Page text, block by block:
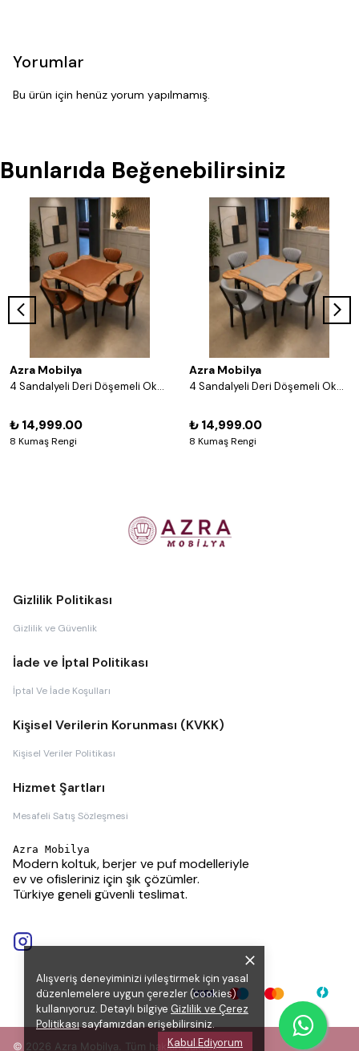
Alışveriş deneyiminizi iyileştirmek için yasal
düzenlemelere uygun çerezler (cookies)
kullanıyoruz. Detaylı bilgiye Gizlilik ve Çerez
Politikasısayfamızdan erişebilirsiniz.
Kabul Ediyorum
Yorumlar
Bu ürün için henüz yorum yapılmamış.
Bunlarıda Beğenebilirsiniz
Azra Mobilya
4 Sandalyeli Deri Döşemeli Okey Masası Takımı – 8 Renk Seçenekli Ahşap Masa ve Sandalye Seti - Acı Kahve
₺ 14,999.00
8 Kumaş Rengi
Azra Mobilya
4 Sandalyeli Deri Döşemeli Okey Masası Takımı – 8 Renk Seçenekli Ahşap Masa ve Sandalye Seti - Gri
₺ 14,999.00
8 Kumaş Rengi
Gizlilik Politikası
Gizlilik ve Güvenlik
İade ve İptal Politikası
İptal Ve İade Koşulları
Kişisel Verilerin Korunması (KVKK)
Kişisel Veriler Politikası
Hizmet Şartları
Mesafeli Satış Sözleşmesi
Azra Mobilya
Modern koltuk, berjer ve puf modelleriyle
ev ve ofisleriniz için şık çözümler.
Türkiye geneli güvenli teslimat.
© 2026 Azra Mobilya. Tüm hakları saklıdır.